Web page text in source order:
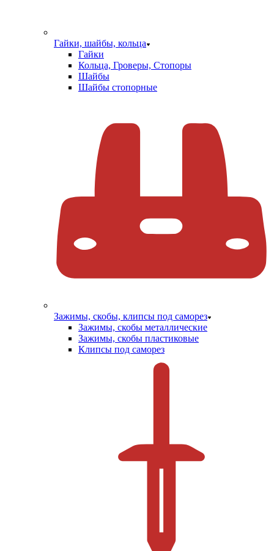
Гайки, шайбы, кольца
Гайки
Кольца, Гроверы, Стопоры
Шайбы
Шайбы стопорные
Зажимы, скобы, клипсы под саморез
Зажимы, скобы металлические
Зажимы, скобы пластиковые
Клипсы под саморез